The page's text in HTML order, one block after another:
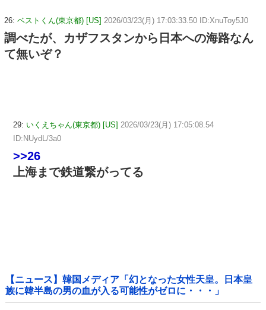
26: ベストくん(東京都) [US] 2026/03/23(月) 17:03:33.50 ID:XnuToy5J0
調べたが、カザフスタンから日本への海路なん
て無いぞ？
29: いくえちゃん(東京都) [US] 2026/03/23(月) 17:05:08.54
ID:NUydL/3a0
>>26
上海まで鉄道繋がってる
【ニュース】韓国メディア「幻となった女性天皇。日本皇
族に韓半島の男の血が入る可能性がゼロに・・・」